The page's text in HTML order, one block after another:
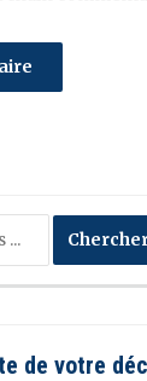
de votre